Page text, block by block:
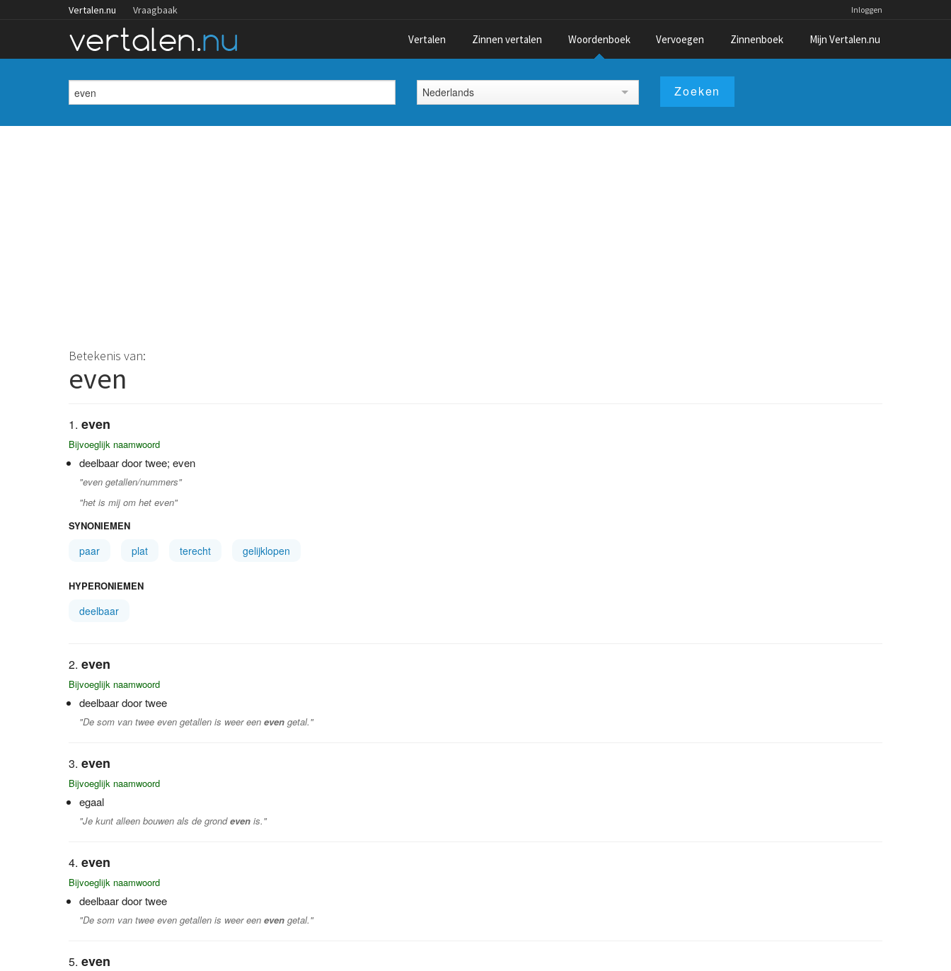
Vertalen.nu Vraagbaak Inloggen
Vertalen Zinnen vertalen Woordenboek Vervoegen Zinnenboek Mijn Vertalen.nu
Nederlands
Betekenis van:
even
even
Bijvoeglijk naamwoord
deelbaar door twee; even
"even getallen/nummers"
"het is mij om het even"
SYNONIEMEN
paar plat terecht gelijklopen
HYPERONIEMEN
deelbaar
even
Bijvoeglijk naamwoord
deelbaar door twee
"De som van twee even getallen is weer een even getal."
even
Bijvoeglijk naamwoord
egaal
"Je kunt alleen bouwen als de grondeven is."
even
Bijvoeglijk naamwoord
deelbaar door twee
"De som van twee even getallen is weer een even getal."
even